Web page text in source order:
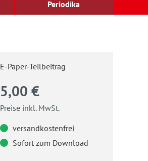
Periodika
E-Paper-Teilbeitrag
5,00 €
Preise inkl. MwSt.
versandkostenfrei
Sofort zum Download